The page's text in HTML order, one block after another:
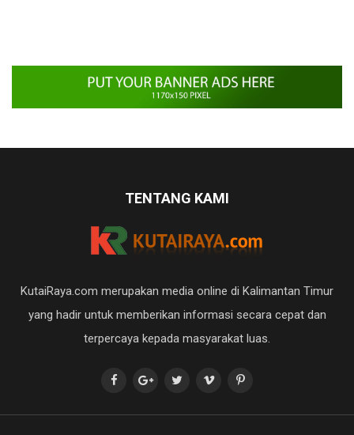
TENTANG KAMI
KutaiRaya.com merupakan media online di Kalimantan Timur
yang hadir untuk memberikan informasi secara cepat dan
terpercaya kepada masyarakat luas.